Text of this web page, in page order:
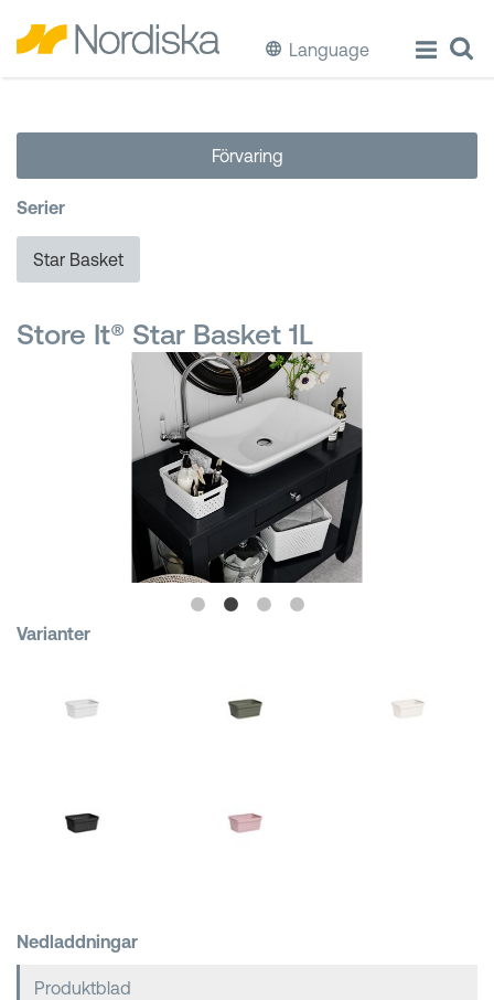
Language
Laga & Förvara mat
Diska & Städa
Förvaring
Källsortering
Hinkar & Tunnor
Kundkorgar
Förvaring
Serier
Star Basket
Store It® Star Basket 1L
Varianter
Nedladdningar
Produktblad